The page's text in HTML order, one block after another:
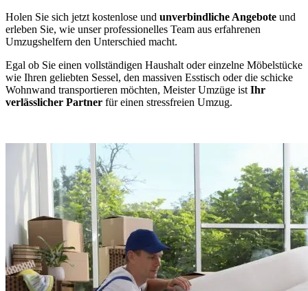
Holen Sie sich jetzt kostenlose und unverbindliche Angebote und
erleben Sie, wie unser professionelles Team aus erfahrenen
Umzugshelfern den Unterschied macht.
Egal ob Sie einen vollständigen Haushalt oder einzelne Möbelstücke
wie Ihren geliebten Sessel, den massiven Esstisch oder die schicke
Wohnwand transportieren möchten, Meister Umzüge ist Ihr
verlässlicher Partner für einen stressfreien Umzug.